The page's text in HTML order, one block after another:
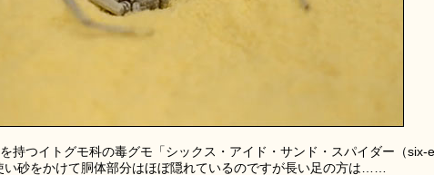
持つイトグモ科の毒グモ「シックス・アイド・サンド・スパイダー（six-
砂をかけて胴体部分はほぼ隠れているのですが長い足の方は……